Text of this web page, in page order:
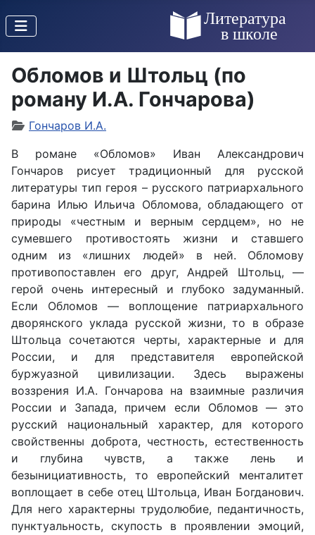
Обломов и Штольц (по
роману И.А. Гончарова)
Гончаров И.А.
В романе «Обломов» Иван Александрович
Гончаров рисует традиционный для русской
литературы тип героя – русского патриархального
барина Илью Ильича Обломова, обладающего от
природы «честным и верным сердцем», но не
сумевшего противостоять жизни и ставшего
одним из «лишних людей» в ней. Обломову
противопоставлен его друг, Андрей Штольц, —
герой очень интересный и глубоко задуманный.
Если Обломов — воплощение патриархального
дворянского уклада русской жизни, то в образе
Штольца сочетаются черты, характерные и для
России, и для представителя европейской
буржуазной цивилизации. Здесь выражены
воззрения И.А. Гончарова на взаимные различия
России и Запада, причем если Обломов — это
русский национальный характер, для которого
свойственны доброта, честность, естественность
и глубина чувств, а также лень и
безынициативность, то европейский менталитет
воплощает в себе отец Штольца, Иван Богданович.
Для него характерны трудолюбие, педантичность,
пунктуальность, скупость в проявлении эмоций,